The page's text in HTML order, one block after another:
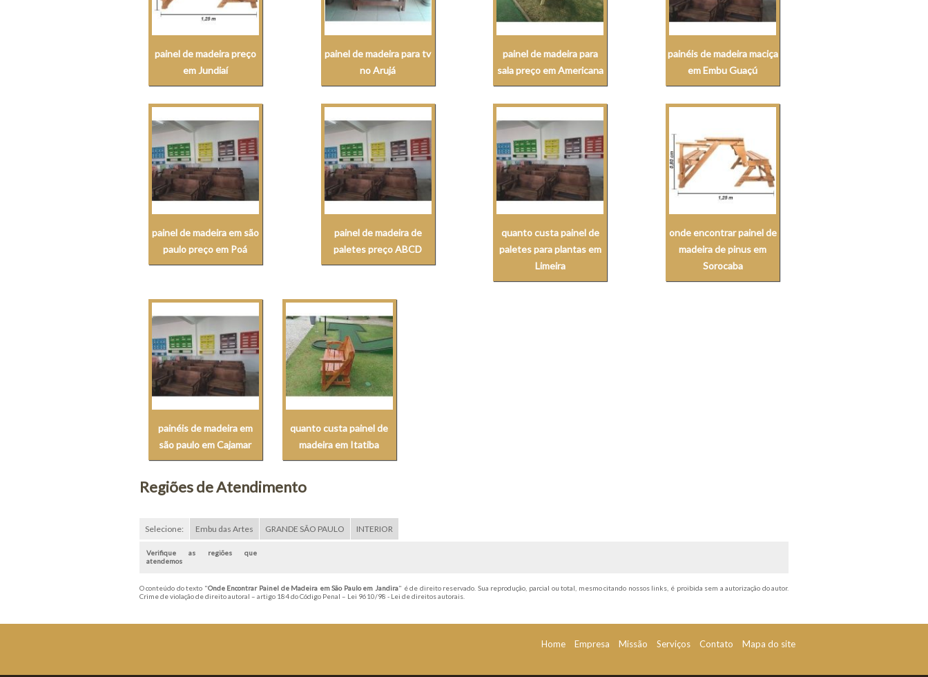
painel de madeira preço
em Jundiaí
painel de madeira para tv
no Arujá
painel de madeira para
sala preço em Americana
painéis de madeira maciça
em Embu Guaçú
painel de madeira em são
paulo preço em Poá
painel de madeira de
paletes preço ABCD
quanto custa painel de
paletes para plantas em
Limeira
onde encontrar painel de
madeira de pinus em
Sorocaba
painéis de madeira em
são paulo em Cajamar
quanto custa painel de
madeira em Itatiba
Regiões de Atendimento
Selecione: Embu das Artes GRANDE SÃO PAULO INTERIOR
Verifique as regiões que
atendemos
O conteúdo do texto "Onde Encontrar Painel de Madeira em São Paulo em Jandira" é de direito reservado. Sua reprodução, parcial ou total, mesmo citando nossos links, é proibida sem a autorização do autor.
Crime de violação de direito autoral – artigo 184 do Código Penal – Lei 9610/98 - Lei de direitos autorais.
Home Empresa Missão Serviços Contato Mapa do site